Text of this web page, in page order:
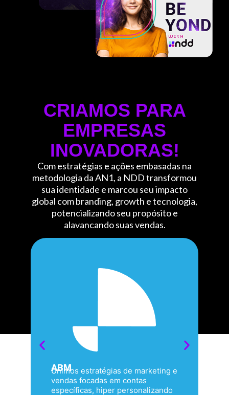
CRIAMOS PARA
EMPRESAS
INOVADORAS!
Com estratégias e ações embasadas na
metodologia da AN1, a NDD transformou
sua identidade e marcou seu impacto
global com branding, growth e tecnologia,
potencializando seu propósito e
alavancando suas vendas.
ABM
Unimos estratégias de marketing e
vendas focadas em contas
específicas, hiper personalizando